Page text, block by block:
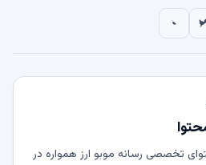
تخصصی رسانه موبو ارز همواره در